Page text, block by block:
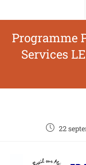
Programme
Services
22